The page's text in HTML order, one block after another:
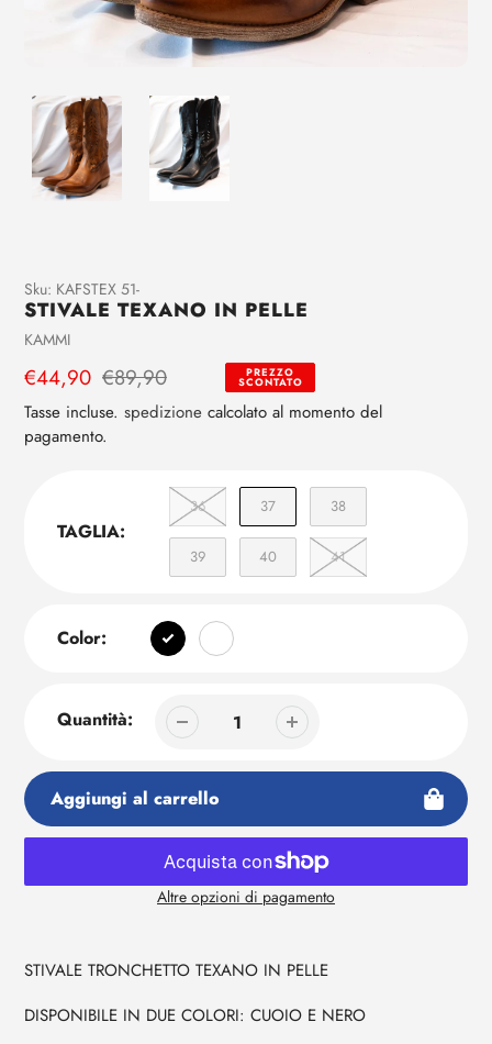
Aggiunta
di
prodotto
tuo
carrello
Sku: KAFSTEX 51-
STIVALE TEXANO IN PELLE
Venditrice
KAMMI
Prezzo
di
vendita
€44,90
Prezzo
regolare
€89,90 PREZZO
SCONTATO
Tasse incluse. spedizione calcolato al momento del
pagamento.
TAGLIA:
36 37 38
39 40 41
Color:
Quantità:
Aggiungi al carrello
Altre opzioni di pagamento
prodotto
tuo
STIVALE TRONCHETTO TEXANO IN PELLE
DISPONIBILE IN DUE COLORI: CUOIO E NERO